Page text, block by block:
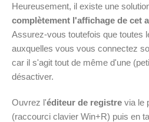
Heureusement, il existe une
complètement l'affichage de cet
Assurez-vous toutefois que toutes
auxquelles vous vous connectez
car il s'agit tout de même d'une
désactiver.
Ouvrez l'éditeur de registre via le
(raccourci clavier Win+R) puis en